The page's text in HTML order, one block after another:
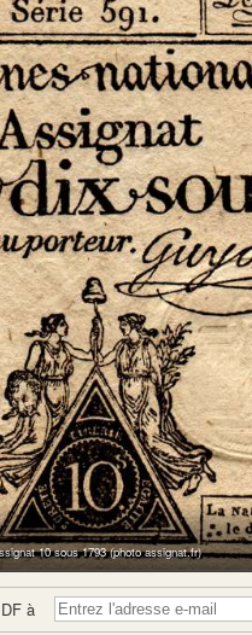
10 sous 1793 (photo assignat.fr)
à